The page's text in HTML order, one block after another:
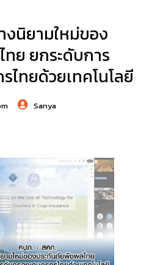
งนิยามใหม่ของ
ย ยกระดับการ
ไทยด้วยเทคโนโลยี
Sanya